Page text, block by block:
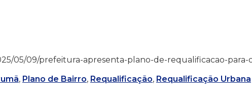
05/09/prefeitura-apresenta-plano-de-requalificacao-para-
, Plano de Bairro, Requalificação, Requalificação Urbana